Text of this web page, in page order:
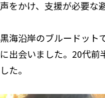
声をかけ、支援が必要な
黒海沿岸のブルードット
に出会いました。20代前
した。